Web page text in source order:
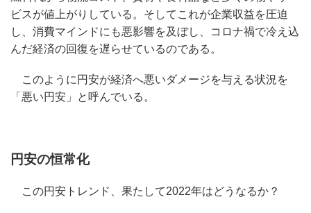
ビスが値上がりしている。そしてこれが企業収益を圧迫
し、消費マインドにも悪影響を及ぼし、コロナ禍で冷え込
んだ経済の回復を遅らせているのである。
このように円安が経済へ悪いダメージを与える状況を
「悪い円安」と呼んでいる。
円安の恒常化
この円安トレンド、果たして2022年はどうなるか？